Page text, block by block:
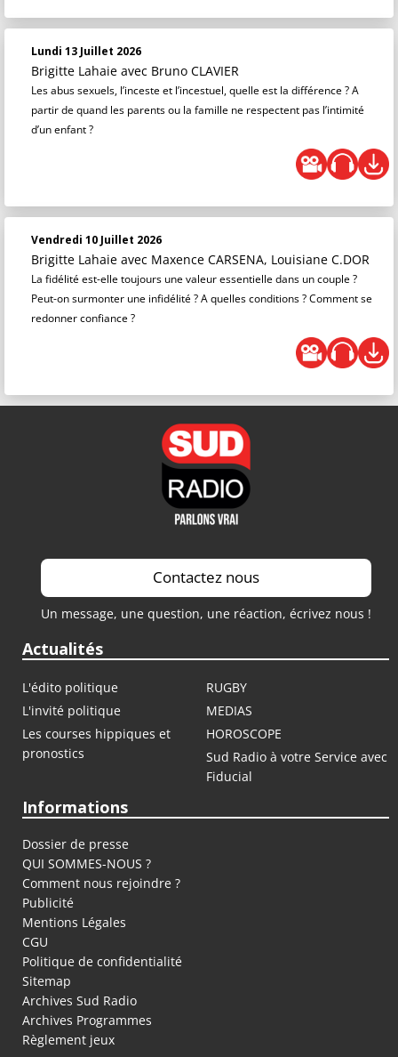
Lundi 13 Juillet 2026
Brigitte Lahaie avec Bruno CLAVIER
Les abus sexuels, l’inceste et l’incestuel, quelle est la différence ? A
partir de quand les parents ou la famille ne respectent pas l’intimité
d’un enfant ?
Vendredi 10 Juillet 2026
Brigitte Lahaie avec Maxence CARSENA, Louisiane C.DOR
La fidélité est-elle toujours une valeur essentielle dans un couple ?
Peut-on surmonter une infidélité ? A quelles conditions ? Comment se
redonner confiance ?
Contactez nous
Un message, une question, une réaction, écrivez nous !
Actualités
L'édito politique
RUGBY
L'invité politique
MEDIAS
Les courses hippiques et
pronostics
HOROSCOPE
Sud Radio à votre Service avec
Fiducial
Informations
Dossier de presse
QUI SOMMES-NOUS ?
Comment nous rejoindre ?
Publicité
Mentions Légales
CGU
Politique de confidentialité
Sitemap
Archives Sud Radio
Archives Programmes
Règlement jeux